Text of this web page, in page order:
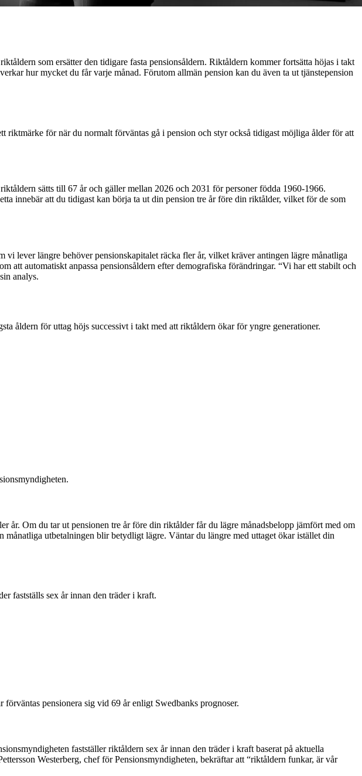
som ersätter den tidigare fasta pensionsåldern. Riktåldern kommer fortsätta höjas i takt
hur mycket du får varje månad. Förutom allmän pension kan du även ta ut tjänstepension
riktmärke för när du normalt förväntas gå i pension och styr också tidigast möjliga ålder för att
sätts till 67 år och gäller mellan 2026 och 2031 för personer födda 1960-1966.
innebär att du tidigast kan börja ta ut din pension tre år före din riktålder, vilket för de som
lever längre behöver pensionskapitalet räcka fler år, vilket kräver antingen lägre månatliga
att automatiskt anpassa pensionsåldern efter demografiska förändringar. “Vi har ett stabilt och
analys.
åldern för uttag höjs successivt i takt med att riktåldern ökar för yngre generationer.
år. Om du tar ut pensionen tre år före din riktålder får du lägre månadsbelopp jämfört med om
utbetalningen blir betydligt lägre. Väntar du längre med uttaget ökar istället din
fastställs sex år innan den träder i kraft.
pensionera sig vid 69 år enligt Swedbanks prognoser.
fastställer riktåldern sex år innan den träder i kraft baserat på aktuella
Westerberg, chef för Pensionsmyndigheten, bekräftar att “riktåldern funkar, är vår